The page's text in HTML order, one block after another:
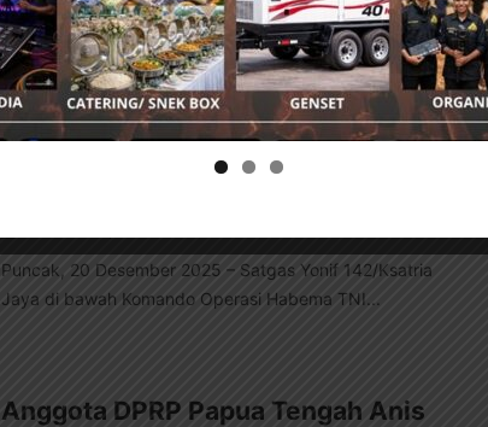
Puncak, 5 Januari 2026 – Pendekatan humanis yang
konsisten dijalankan Satgas Yonif 732/Banau kembali
menorehkan...
Tujuh Anggota TPNPB-OPM Kodap
Puncak, 20 Desember 2025 – Satgas Yonif 142/Ksatria
Jaya di bawah Komando Operasi Habema TNI...
Anggota DPRP Papua Tengah Anis